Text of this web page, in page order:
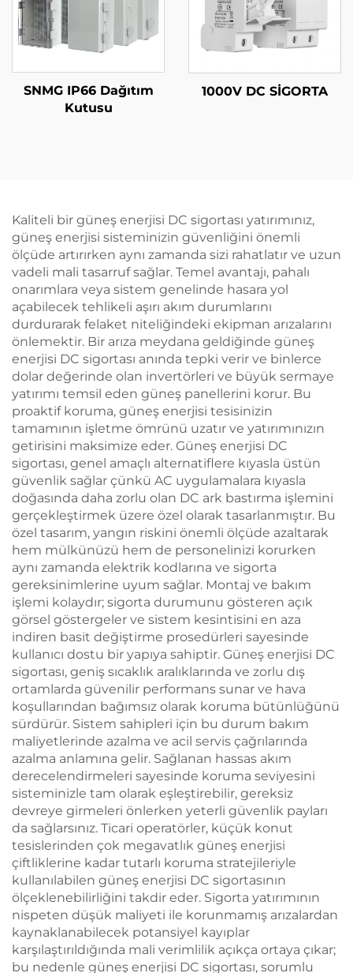
SNMG IP66 Dağıtım
Kutusu
1000V DC SİGORTA
Kaliteli bir güneş enerjisi DC sigortası yatırımınız,
güneş enerjisi sisteminizin güvenliğini önemli
ölçüde artırırken aynı zamanda sizi rahatlatır ve uzun
vadeli mali tasarruf sağlar. Temel avantajı, pahalı
onarımlara veya sistem genelinde hasara yol
açabilecek tehlikeli aşırı akım durumlarını
durdurarak felaket niteliğindeki ekipman arızalarını
önlemektir. Bir arıza meydana geldiğinde güneş
enerjisi DC sigortası anında tepki verir ve binlerce
dolar değerinde olan invertörleri ve büyük sermaye
yatırımı temsil eden güneş panellerini korur. Bu
proaktif koruma, güneş enerjisi tesisinizin
tamamının işletme ömrünü uzatır ve yatırımınızın
getirisini maksimize eder. Güneş enerjisi DC
sigortası, genel amaçlı alternatiflere kıyasla üstün
güvenlik sağlar çünkü AC uygulamalara kıyasla
doğasında daha zorlu olan DC ark bastırma işlemini
gerçekleştirmek üzere özel olarak tasarlanmıştır. Bu
özel tasarım, yangın riskini önemli ölçüde azaltarak
hem mülkünüzü hem de personelinizi korurken
aynı zamanda elektrik kodlarına ve sigorta
gereksinimlerine uyum sağlar. Montaj ve bakım
işlemi kolaydır; sigorta durumunu gösteren açık
görsel göstergeler ve sistem kesintisini en aza
indiren basit değiştirme prosedürleri sayesinde
kullanıcı dostu bir yapıya sahiptir. Güneş enerjisi DC
sigortası, geniş sıcaklık aralıklarında ve zorlu dış
ortamlarda güvenilir performans sunar ve hava
koşullarından bağımsız olarak koruma bütünlüğünü
sürdürür. Sistem sahipleri için bu durum bakım
maliyetlerinde azalma ve acil servis çağrılarında
azalma anlamına gelir. Sağlanan hassas akım
derecelendirmeleri sayesinde koruma seviyesini
sisteminizle tam olarak eşleştirebilir, gereksiz
devreye girmeleri önlerken yeterli güvenlik payları
da sağlarsınız. Ticari operatörler, küçük konut
tesislerinden çok megavatlık güneş enerjisi
çiftliklerine kadar tutarlı koruma stratejileriyle
kullanılabilen güneş enerjisi DC sigortasının
ölçeklenebilirliğini takdir eder. Sigorta yatırımının
nispeten düşük maliyeti ile korunmamış arızalardan
kaynaklanabilecek potansiyel kayıplar
karşılaştırıldığında mali verimlilik açıkça ortaya çıkar;
bu nedenle güneş enerjisi DC sigortası, sorumlu